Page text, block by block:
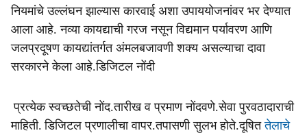
नियमांचे उल्लंघन झाल्यास कारवाई अशा उपाययोजनांवर भर देण्यात
आला आहे. नव्या कायद्याची गरज नसून विद्यमान पर्यावरण आणि
जलप्रदूषण कायद्यांतर्गत अंमलबजावणी शक्य असल्याचा दावा
सरकारने केला आहे.डिजिटल नोंदी
प्रत्येक स्वच्छतेची नोंद.तारीख व प्रमाण नोंदवणे.सेवा पुरवठादाराची
माहिती. डिजिटल प्रणालीचा वापर.तपासणी सुलभ होते.दूषिततेलाचे